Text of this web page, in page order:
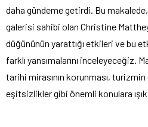
daha gündeme getirdi. Bu
galerisi sahibi olan Christine
düğününün yarattığı etkileri ve bu
farklı yansımalarını inceleyeceğiz.
tarihi mirasının korunması,
eşitsizlikler gibi önemli konulara